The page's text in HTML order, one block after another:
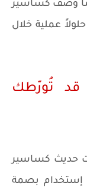
وصف كساسير
عملية خلال
قد تُورّطك
حديث كساسير
إستخدام بصمة